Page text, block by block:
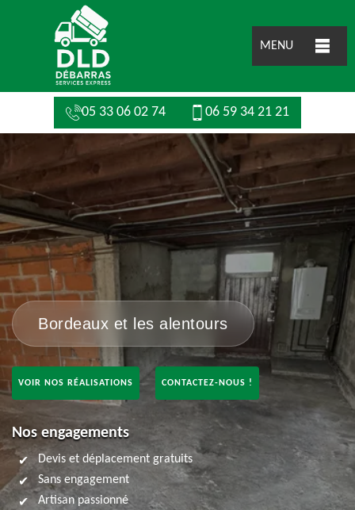
MENU
05 33 06 02 74 06 59 34 21 21
Bordeaux et les alentours
VOIR NOS RÉALISATIONS CONTACTEZ-NOUS !
Nos engagements
Devis et déplacement gratuits
Sans engagement
Artisan passionné